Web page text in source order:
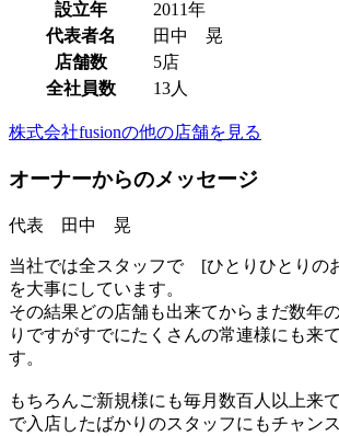
設立年
2011年
代表者名
田中 晃
店舗数
5店
全社員数
13人
株式会社fusionの他の店舗を見る
オーナーからのメッセージ
代表 田中 晃
当社では全スタッフで [ひとりひとりの
を大事にしています。
その結果どの店舗も出来てからまだ数年
りですがすでにたくさんの常連様にも来
す。
もちろんご新規様にも毎月数百人以上来
で入店したばかりのスタッフにもチャン